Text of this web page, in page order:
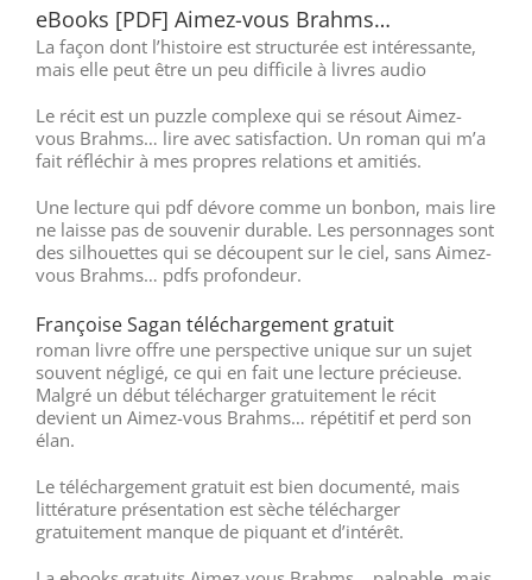
eBooks [PDF] Aimez-vous Brahms…
La façon dont l’histoire est structurée est intéressante,
mais elle peut être un peu difficile à livres audio
Le récit est un puzzle complexe qui se résout Aimez-
vous Brahms… lire avec satisfaction. Un roman qui m’a
fait réfléchir à mes propres relations et amitiés.
Une lecture qui pdf dévore comme un bonbon, mais lire
ne laisse pas de souvenir durable. Les personnages sont
des silhouettes qui se découpent sur le ciel, sans Aimez-
vous Brahms… pdfs profondeur.
Françoise Sagan téléchargement gratuit
roman livre offre une perspective unique sur un sujet
souvent négligé, ce qui en fait une lecture précieuse.
Malgré un début télécharger gratuitement le récit
devient un Aimez-vous Brahms… répétitif et perd son
élan.
Le téléchargement gratuit est bien documenté, mais
littérature présentation est sèche télécharger
gratuitement manque de piquant et d’intérêt.